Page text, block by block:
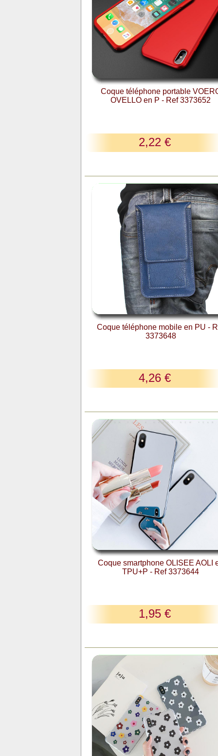
Coque téléphone portable
OVELLO en P - Ref 3373652
2,22 €
Coque téléphone mobile en PU -
3373648
4,26 €
Coque smartphone OLISEE AOLI
TPU+P - Ref 3373644
1,95 €